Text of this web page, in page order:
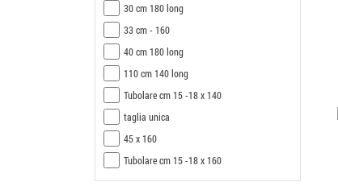
30 cm 180 long
33 cm - 160
40 cm 180 long
110 cm 140 long
Tubolare cm 15 -18 x 140
taglia unica
45 x 160
Tubolare cm 15 -18 x 160